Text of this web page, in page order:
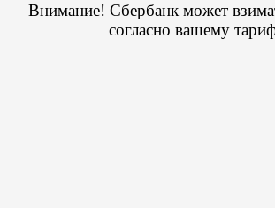
Внимание! Сбербанк может
согласно вашему